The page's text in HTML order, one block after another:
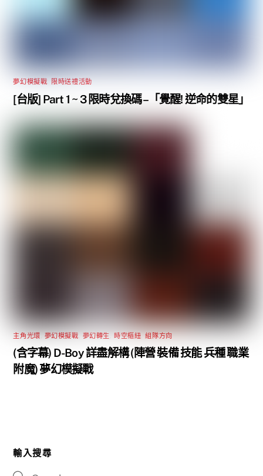
夢幻模擬戰 限時送禮活動
[台版] Part 1 ~ 3 限時兌換碼 –「覺醒! 逆命的雙星」
主角光環 夢幻模擬戰 夢幻轉生 ,時空樞紐 ,組隊方向
(含字幕) D-Boy 詳盡解構 (陣營 裝備 技能 兵種 職業
附魔) 夢幻模擬戰
輸入搜尋